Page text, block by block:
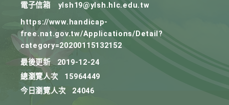
電子信箱
ylsh19@ylsh.hlc.edu.tw
https://www.handicap-
free.nat.gov.tw/Applications/Detail?
category=20200115132152
最後更新
2019-12-24
總瀏覽人次
15964449
今日瀏覽人次
24046